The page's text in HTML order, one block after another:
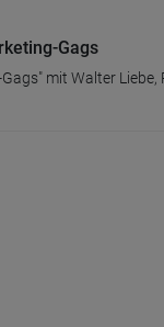
Gags
mit Walter